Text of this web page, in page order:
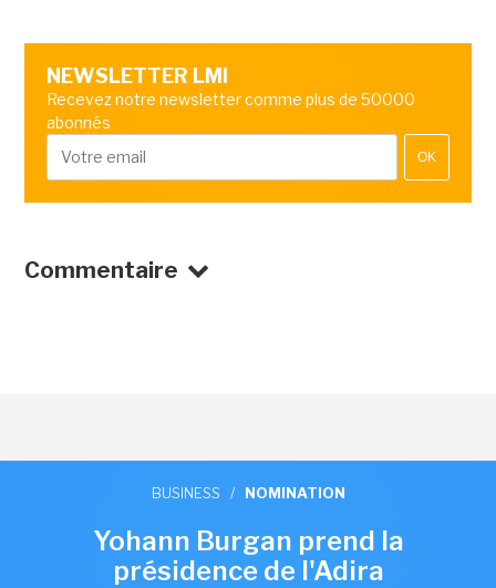
NEWSLETTER LMI
Recevez notre newsletter comme plus de 50000
abonnés
OK
Commentaire
BUSINESS / NOMINATION
Yohann Burgan prend la
présidence de l'Adira